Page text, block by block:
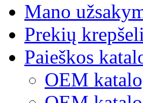
Mano
Prekių
Paieškos
OEM